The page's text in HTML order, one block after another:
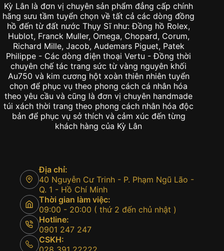
Kỳ Lân là đơn vị chuyên sản phẩm đẳng cấp chính
hãng sưu tầm tuyển chọn về tất cả các dòng đồng
hồ đến từ đất nước Thụy Sĩ như: Đồng hồ Rolex,
Hublot, Franck Muller, Omega, Chopard, Corum,
Richard Mille, Jacob, Audemars Piguet, Patek
Philippe - Các dòng điện thoại Vertu - Đồng thời
chuyên chế tác trang sức từ vàng nguyên khối
Au750 và kim cương hột xoàn thiên nhiên tuyển
chọn để phục vụ theo phong cách cá nhân hóa
theo yêu cầu và cũng là đơn vị chuyên handmade
túi xách thời trang theo phong cách nhân hóa độc
bản để phục vụ sở thích và cảm xúc đến từng
khách hàng của Kỳ Lân
Địa chỉ:
40 Nguyễn Cư Trinh - P. Phạm Ngũ Lão -
Q. 1 - Hồ Chí Minh
Thời gian làm việc:
09:00 - 20:00 ( thứ 2 đến chủ nhật )
Hotline:
0901 247 247
CSKH: